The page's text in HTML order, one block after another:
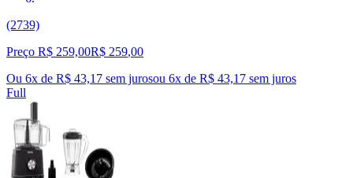
(2739)
Preço R$ 259,00R$ 259,00
Ou 6x de R$ 43,17 sem jurosou 6x de R$ 43,17 sem juros
Full